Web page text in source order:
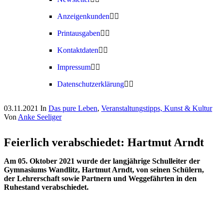
Anzeigenkunden
Printausgaben
Kontaktdaten
Impressum
Datenschutzerklärung
03.11.2021 In Das pure Leben, Veranstaltungstipps, Kunst & Kultur
Von Anke Seeliger
Feierlich verabschiedet: Hartmut Arndt
Am 05. Oktober 2021 wurde der langjährige Schulleiter der
Gymnasiums Wandlitz, Hartmut Arndt, von seinen Schülern,
der Lehrerschaft sowie Partnern und Weggefährten in den
Ruhestand verabschiedet.